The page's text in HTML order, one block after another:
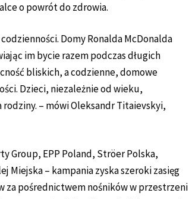
o powrót do zdrowia.
Domy Ronalda McDonalda
im bycie razem podczas długich
bliskich, a codzienne, domowe
Dzieci, niezależnie od wieku,
– mówi Oleksandr Titaievskyi,
Group, EPP Poland, Ströer Polska,
Miejska – kampania zyska szeroki zasięg
za pośrednictwem nośników w przestrzeni